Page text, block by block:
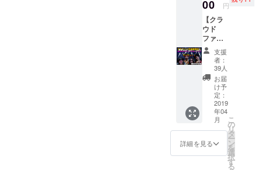
) 50 70
20 L
(175CM
) 53 73
20 XL
(180CM
) 56 75
像はあ
くまで
サンプ
ルの
為、実
物と仕
上がり
が異な
L ※全リ
ターン
特典
【謎の
映像】
付き ▼
ボディ
仕様(身
幅・身
丈・そ
で丈)
GILDA
76400
S
(165CM
00 円
【クラ
ウド
ファン
ディン
グ限
定！！
限定50
名ア
コース
ティッ
クワン
マンラ
イ
ブ！！
】 「ク
ラファ
支援
者：
39人
お届
け予
定：
2019
年04
月
詳細を見る
こ
の
リ
タ
ー
ン
を
選
択
す
る